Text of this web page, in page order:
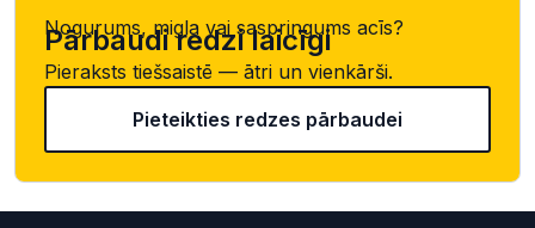
Nogurums, migla vai saspringums acīs?
Pārbaudi redzi laicīgi
Pieraksts tiešsaistē — ātri un vienkārši.
Pieteikties redzes pārbaudei